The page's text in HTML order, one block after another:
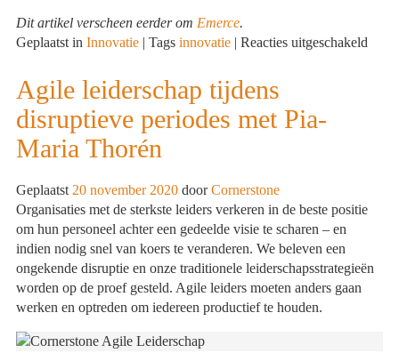
Dit artikel verscheen eerder om Emerce.
Geplaatst in Innovatie | Tags innovatie | Reacties uitgeschakeld
Agile leiderschap tijdens
disruptieve periodes met Pia-
Maria Thorén
Geplaatst 20 november 2020 door Cornerstone
Organisaties met de sterkste leiders verkeren in de beste positie
om hun personeel achter een gedeelde visie te scharen – en
indien nodig snel van koers te veranderen. We beleven een
ongekende disruptie en onze traditionele leiderschapsstrategieën
worden op de proef gesteld. Agile leiders moeten anders gaan
werken en optreden om iedereen productief te houden.